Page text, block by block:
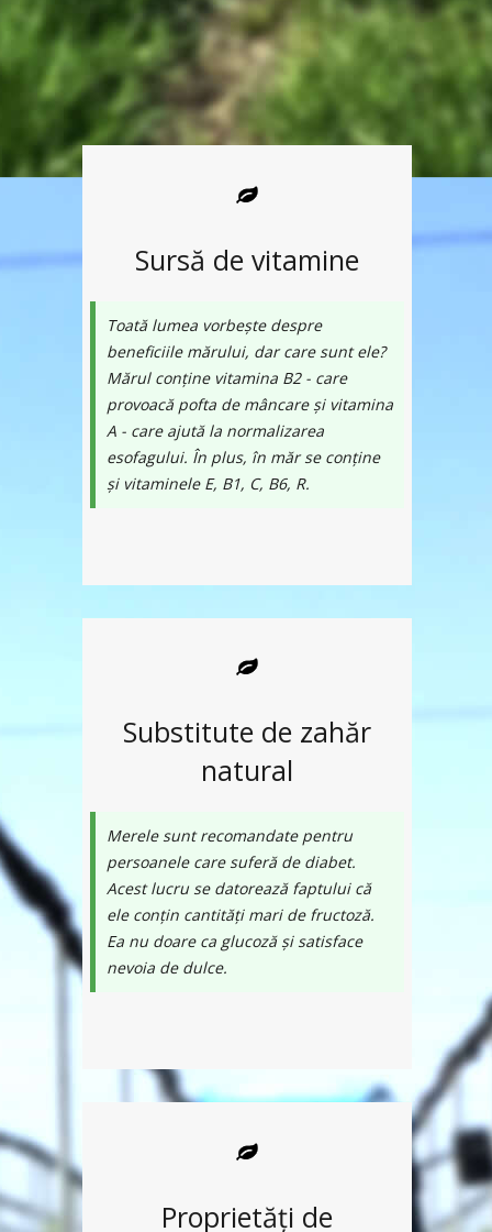
Sursă de vitamine
Toată lumea vorbește despre
beneficiile mărului, dar care sunt ele?
Mărul conține vitamina B2 - care
provoacă pofta de mâncare și vitamina
A - care ajută la normalizarea
esofagului. În plus, în măr se conține
și vitaminele E, B1, C, B6, R.
Substitute de zahăr
natural
Merele sunt recomandate pentru
persoanele care suferă de diabet.
Acest lucru se datorează faptului că
ele conțin cantități mari de fructoză.
Ea nu doare ca glucoză și satisface
nevoia de dulce.
Proprietăți de